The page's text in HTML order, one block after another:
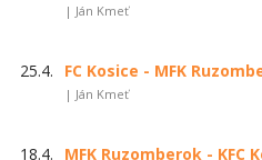
| Ján Kmeť
25.4. FC Kosice - MFK
| Ján Kmeť
18.4. MFK Ruzomberok - KFC